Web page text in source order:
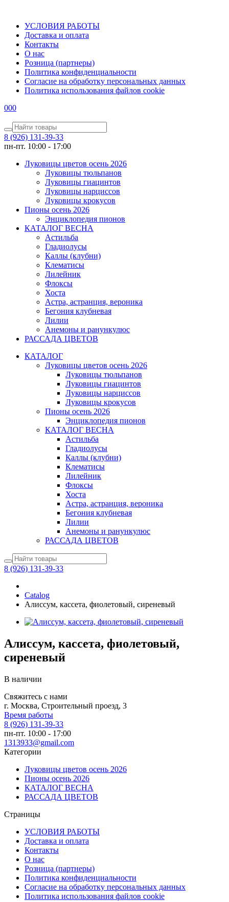
УСЛОВИЯ РАБОТЫ
Доставка и оплата
Контакты
О наc
Розница (партнеры)
Политика конфиденциальности
Согласие на обработку персональных данных
Политика использования файлов сookie
000
8 (926) 131-39-33
пн-пт. 10:00 - 17:00
Луковицы цветов осень 2026
Луковицы тюльпанов
Луковицы гиацинтов
Луковицы нарциссов
Луковицы крокусов
Пионы осень 2026
Энциклопедия пионов
КАТАЛОГ ВЕСНА
Астильба
Гладиолусы
Каллы (клубни)
Клематисы
Лилейник
Флоксы
Хоста
Астра, астранция, вероника
Бегония клубневая
Лилии
Анемоны и ранункулюс
РАССАДА ЦВЕТОВ
КАТАЛОГ
Луковицы цветов осень 2026
Луковицы тюльпанов
Луковицы гиацинтов
Луковицы нарциссов
Луковицы крокусов
Пионы осень 2026
Энциклопедия пионов
КАТАЛОГ ВЕСНА
Астильба
Гладиолусы
Каллы (клубни)
Клематисы
Лилейник
Флоксы
Хоста
Астра, астранция, вероника
Бегония клубневая
Лилии
Анемоны и ранункулюс
РАССАДА ЦВЕТОВ
8 (926) 131-39-33
Catalog
Алиссум, кассета, фиолетовый, сиреневый
Алиссум, кассета, фиолетовый,
сиреневый
В наличии
Свяжитесь с нами
г. Москва, Строительный проезд, 3
Время работы
8 (926) 131-39-33
пн-пт. 10:00 - 17:00
1313933@gmail.com
Категории
Луковицы цветов осень 2026
Пионы осень 2026
КАТАЛОГ ВЕСНА
РАССАДА ЦВЕТОВ
Страницы
УСЛОВИЯ РАБОТЫ
Доставка и оплата
Контакты
О наc
Розница (партнеры)
Политика конфиденциальности
Согласие на обработку персональных данных
Политика использования файлов сookie